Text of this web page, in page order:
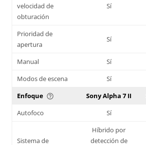
velocidad de
obturación
Sí
Prioridad de
apertura
Sí
Manual Sí
Modos de escena
Sí
Enfoque help_outline Sony Alpha 7 II
Autofoco
Sí
Sistema de
Híbrido por
detección de